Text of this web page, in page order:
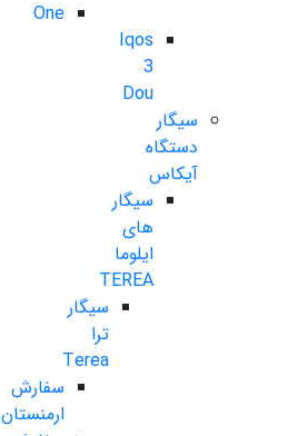
One
Iqos
3
Dou
سیگار
دستگاه
آیکاس
سیگار
های
ایلوما
TEREA
سیگار
ترا
Terea
سفارش
ارمنستان